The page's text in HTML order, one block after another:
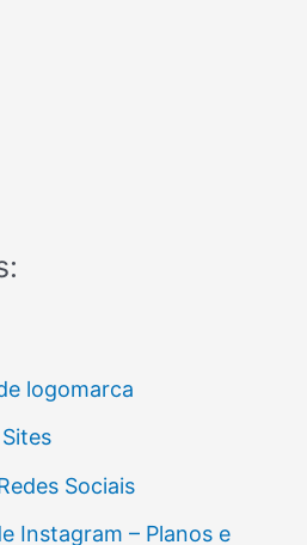
logomarca
Sociais
Instagram – Planos e